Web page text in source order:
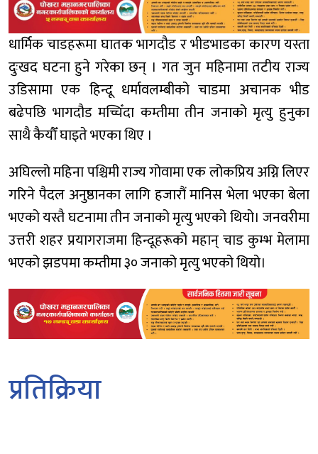
धार्मिक चाडहरूमा घातक भागदौड र भीडभाडका कारण यस्ता
दुःखद घटना हुने गरेका छन् । गत जुन महिनामा तटीय राज्य
उडिसामा एक हिन्दू धर्मावलम्बीको चाडमा अचानक भीड
बढेपछि भागदौड मच्चिँदा कम्तीमा तीन जनाको मृत्यु हुनुका
साथै कैयौँ घाइते भएका थिए ।
अघिल्लो महिना पश्चिमी राज्य गोवामा एक लोकप्रिय अग्नि लिएर
गरिने पैदल अनुष्ठानका लागि हजारौं मानिस भेला भएका बेला
भएको यस्तै घटनामा तीन जनाको मृत्यु भएको थियो। जनवरीमा
उत्तरी शहर प्रयागराजमा हिन्दूहरूको महान् चाड कुम्भ मेलामा
भएको झडपमा कम्तीमा ३० जनाको मृत्यु भएको थियो।
प्रतिक्रिया